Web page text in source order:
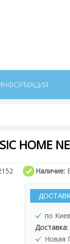
HOME
Наличие:
по
Доставка:
Новая